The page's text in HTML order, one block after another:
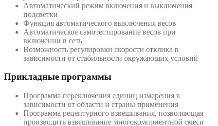
Автоматический режим включения и выключения
подсветки
Функция автоматического выключения весов
Автоматическое самотестирование весов при
включении в сеть
Возможность регулировки скорости отклика в
зависимости от стабильности окружающих условий
Прикладные программы
Программа переключения единиц измерения в
зависимости от области и страны применения
Программа рецептурного взвешивания, позволяющая
производить взвешивание многокомпонентной смеси